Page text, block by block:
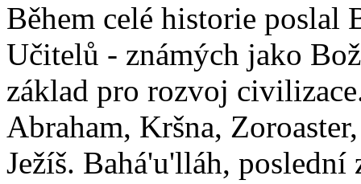
Během celé historie poslal
Učitelů - známých jako
základ pro rozvoj
Abraham, Kršna,
Ježíš. Bahá'u'lláh,